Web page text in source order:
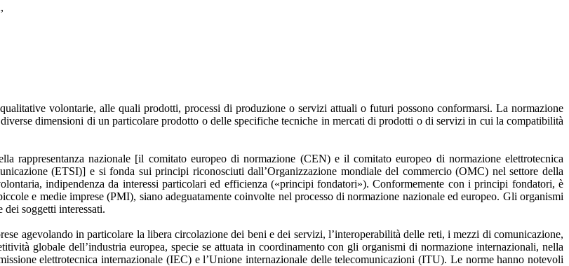
volontarie, alle quali prodotti, processi di produzione o servizi attuali o futuri possono conformarsi. La normazione
dimensioni di un particolare prodotto o delle specifiche tecniche in mercati di prodotti o di servizi in cui la compatibilità
rappresentanza nazionale [il comitato europeo di normazione (CEN) e il comitato europeo di normazione elettrotecnica
(ETSI)] e si fonda sui principi riconosciuti dall’Organizzazione mondiale del commercio (OMC) nel settore della
indipendenza da interessi particolari ed efficienza («principi fondatori»). Conformemente con i principi fondatori, è
e medie imprese (PMI), siano adeguatamente coinvolte nel processo di normazione nazionale ed europeo. Gli organismi
soggetti interessati.
agevolando in particolare la libera circolazione dei beni e dei servizi, l’interoperabilità delle reti, i mezzi di comunicazione,
globale dell’industria europea, specie se attuata in coordinamento con gli organismi di normazione internazionali, nella
elettrotecnica internazionale (IEC) e l’Unione internazionale delle telecomunicazioni (ITU). Le norme hanno notevoli